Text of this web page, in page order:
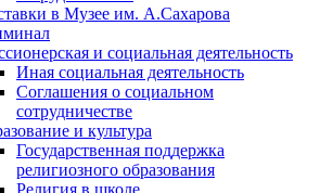
в Музее им. А.Сахарова
и социальная деятельность
Иная социальная деятельность
Соглашения о социальном
сотрудничестве
и культура
Государственная поддержка
религиозного образования
Религия в школе